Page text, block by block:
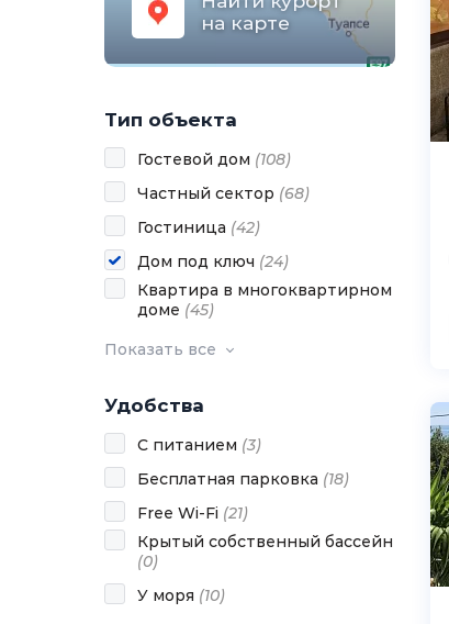
на карте
Тип объекта
Гостевой дом (108)
Частный сектор (68)
Гостиница (42)
Дом под ключ (24)
Квартира в многоквартирном
доме (45)
Показать все
Удобства
С питанием (3)
Бесплатная парковка (18)
Free Wi-Fi (21)
Крытый собственный бассейн
(0)
У моря (10)